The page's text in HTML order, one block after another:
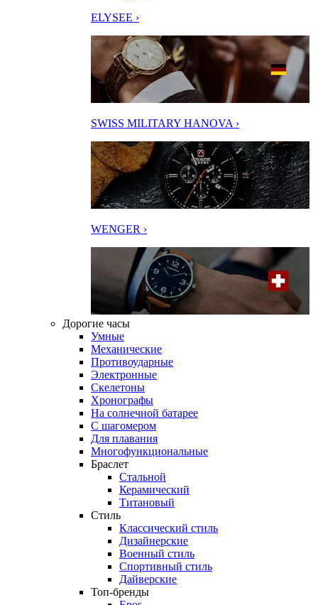
ELYSEE ›
SWISS MILITARY HANOVA ›
WENGER ›
Дорогие часы
Умные
Механические
Противоударные
Электронные
Скелетоны
Хронографы
На солнечной батарее
С шагомером
Для плавания
Многофункциональные
Браслет
Стальной
Керамический
Титановый
Стиль
Классический стиль
Дизайнерские
Военный стиль
Спортивный стиль
Дайверские
Топ-бренды